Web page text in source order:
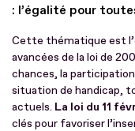
: l’égalité pour
Cette thématique est
avancées de la loi de
chances, la
situation de handicap,
actuels. La loi du 11
clés pour favoriser